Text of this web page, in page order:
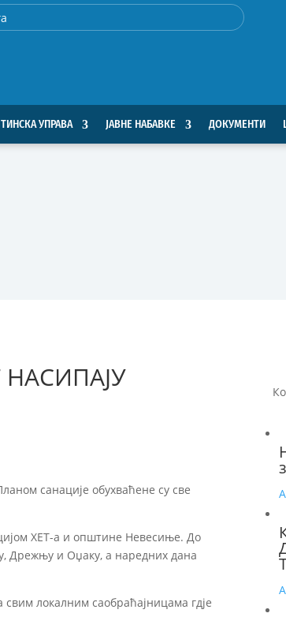
УПРАВА ЈАВНЕ НАБАВКЕ ДОКУМЕНТИ
санације обухваћене су све
ХЕТ-а и општине Невесиње. До
Дрежњу и Оџаку, а наредних дана
локалним саобраћајницама гдје